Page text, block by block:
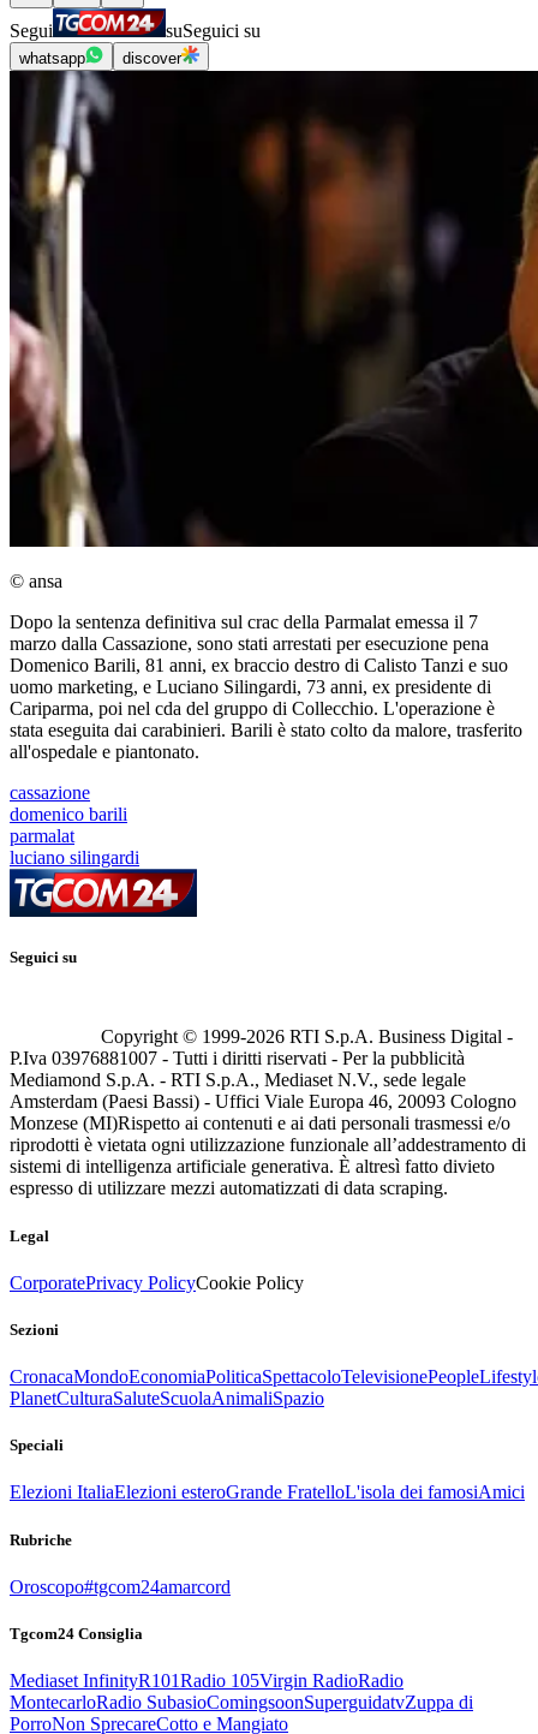
Segui suSeguici su
whatsapp discover
© ansa
Dopo la sentenza definitiva sul crac della Parmalat emessa il 7
marzo dalla Cassazione, sono stati arrestati per esecuzione pena
Domenico Barili, 81 anni, ex braccio destro di Calisto Tanzi e suo
uomo marketing, e Luciano Silingardi, 73 anni, ex presidente di
Cariparma, poi nel cda del gruppo di Collecchio. L'operazione è
stata eseguita dai carabinieri. Barili è stato colto da malore, trasferito
all'ospedale e piantonato.
cassazione
domenico barili
parmalat
luciano silingardi
Seguici su
Copyright © 1999-2026 RTI S.p.A. Business Digital -
P.Iva 03976881007 - Tutti i diritti riservati - Per la pubblicità
Mediamond S.p.A. - RTI S.p.A., Mediaset N.V., sede legale
Amsterdam (Paesi Bassi) - Uffici Viale Europa 46, 20093 Cologno
Monzese (MI)Rispetto ai contenuti e ai dati personali trasmessi e/o
riprodotti è vietata ogni utilizzazione funzionale all’addestramento di
sistemi di intelligenza artificiale generativa. È altresì fatto divieto
espresso di utilizzare mezzi automatizzati di data scraping.
Legal
CorporatePrivacy PolicyCookie Policy
Sezioni
CronacaMondoEconomiaPoliticaSpettacoloTelevisionePeople
PlanetCulturaSaluteScuolaAnimaliSpazio
Speciali
Elezioni ItaliaElezioni esteroGrande FratelloL'isola dei famosiAmici
Rubriche
Oroscopo#tgcom24amarcord
Tgcom24 Consiglia
Mediaset InfinityR101Radio 105Virgin RadioRadio
MontecarloRadio SubasioComingsoonSuperguidatvZuppa di
PorroNon SprecareCotto e Mangiato